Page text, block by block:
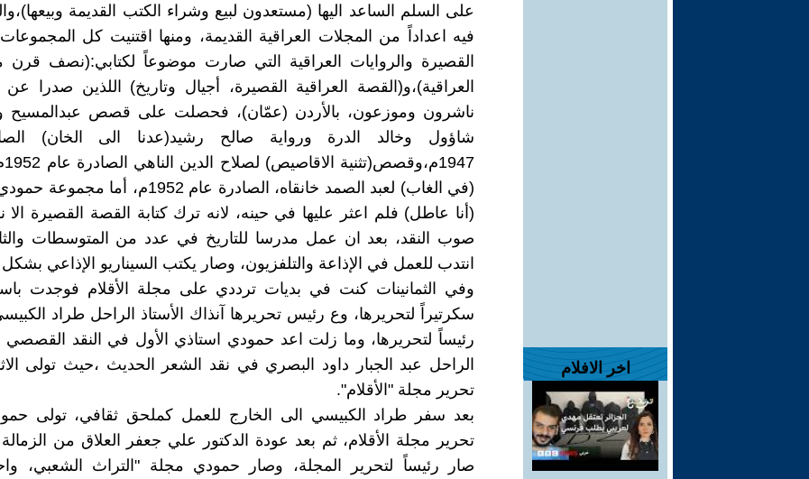
اخر الافلام
على السلم الساعد اليها (مستعدون لبيع وشراء الكتب القديمة
فيه اعداداً من المجلات العراقية القديمة، ومنها اقتنيت كل
القصيرة والروايات العراقية التي صارت موضوعاً لكتابي:(نصف قرن
العراقية)،و(القصة العراقية القصيرة، أجيال وتاريخ) اللذين صدرا
ناشرون وموزعون، بالأردن (عمّان)، فحصلت على قصص عبدالمسيح
شاؤول وخالد الدرة ورواية صالح رشيد(عدنا الى الخان)
(في الغاب) لعبد الصمد خانقاه، الصادرة عام 1952م،
(أنا عاطل) فلم اعثر عليها في حينه، لانه ترك كتابة القصة القصيرة الا
صوب النقد، بعد ان عمل مدرسا للتاريخ في عدد من المتوسطات
انتدب للعمل في الإذاعة والتلفزيون، وصار يكتب السيناريو الإذاعي
وفي الثمانينات كنت في بديات ترددي على مجلة الأقلام فوجدت
سكرتيراً لتحريرها، وع رئيس تحريرها آنذاك الأستاذ الراحل طراد
رئيساً لتحريرها، وما زلت اعد حمودي استاذي الأول في النقد القصصي
الراحل عبد الجبار داود البصري في نقد الشعر الحديث ،حيث تولى
تحرير مجلة "الأقلام".
بعد سفر طراد الكبيسي الى الخارج للعمل كملحق ثقافي، تولى
تحرير مجلة الأقلام، ثم بعد عودة الدكتور علي جعفر العلاق من الزمالة
صار رئيساً لتحرير المجلة، وصار حمودي مجلة "التراث الشعبي،